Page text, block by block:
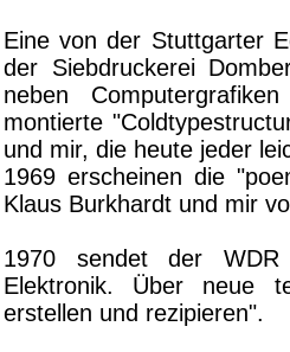
Eine von der Stuttgarter
der Siebdruckerei
neben
montierte
und mir, die heute jeder
1969 erscheinen die
Klaus Burkhardt und mir
1970 sendet der WDR
Elektronik. Über neue
erstellen und rezipieren".